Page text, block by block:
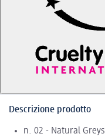
Descrizione prodotto
n. 02 - Natural Greys